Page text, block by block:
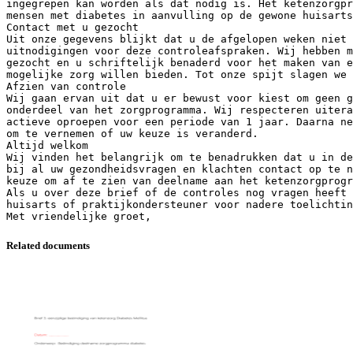
ingegrepen kan worden als dat nodig is. Het
mensen met diabetes in aanvulling op de gewone
Contact met u gezocht
Uit onze gegevens blijkt dat u de afgelopen weken niet
uitnodigingen voor deze controleafspraken. Wij hebben
gezocht en u schriftelijk benaderd voor het maken van
mogelijke zorg willen bieden. Tot onze spijt slagen
Afzien van controle
Wij gaan ervan uit dat u er bewust voor kiest om geen
onderdeel van het zorgprogramma. Wij respecteren
actieve oproepen voor een periode van 1 jaar. Daarna
om te vernemen of uw keuze is veranderd.
Altijd welkom
Wij vinden het belangrijk om te benadrukken dat u
bij al uw gezondheidsvragen en klachten contact op te
keuze om af te zien van deelname aan het
Als u over deze brief of de controles nog vragen
huisarts of praktijkondersteuner voor nadere
Related documents